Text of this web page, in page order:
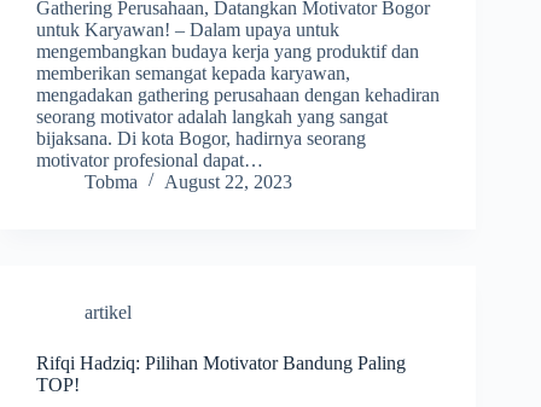
Gathering Perusahaan, Datangkan Motivator Bogor
untuk Karyawan! – Dalam upaya untuk
mengembangkan budaya kerja yang produktif dan
memberikan semangat kepada karyawan,
mengadakan gathering perusahaan dengan kehadiran
seorang motivator adalah langkah yang sangat
bijaksana. Di kota Bogor, hadirnya seorang
motivator profesional dapat…
Tobma
August 22, 2023
artikel
Rifqi Hadziq: Pilihan Motivator Bandung Paling
TOP!